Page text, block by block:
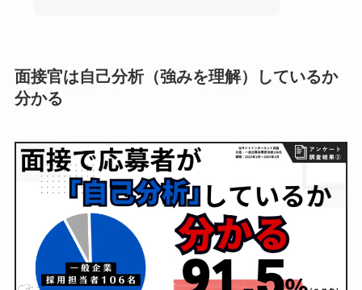
面接官は自己分析（強みを理解）しているか
分かる